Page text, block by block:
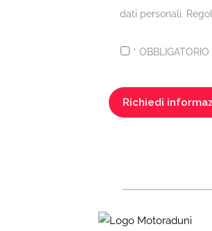
dati personali.
*